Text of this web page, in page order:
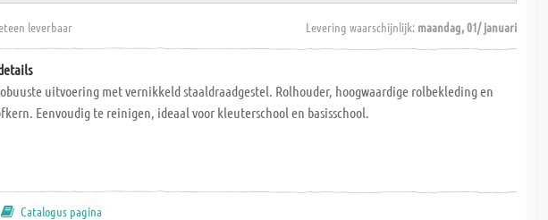
leverbaar Levering waarschijnlijk: maandag, 01/ januari
uitvoering met vernikkeld staaldraadgestel. Rolhouder, hoogwaardige rolbekleding en
Eenvoudig te reinigen, ideaal voor kleuterschool en basisschool.
Catalogus pagina